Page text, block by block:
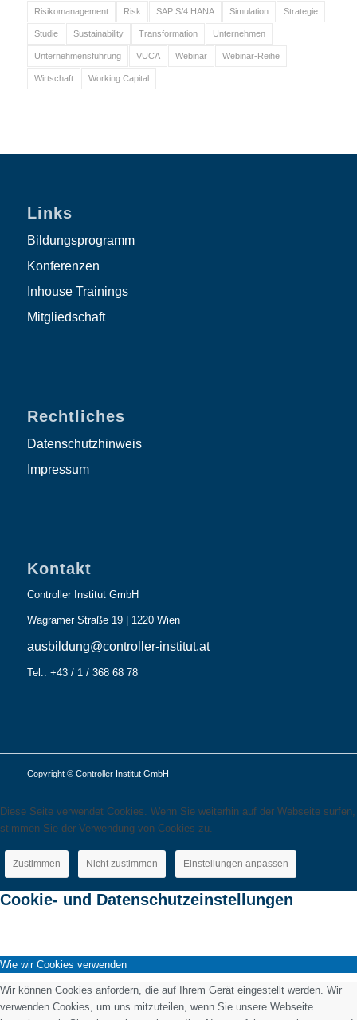
Risikomanagement Risk SAP S/4 HANA Simulation Strategie
Studie Sustainability Transformation Unternehmen
Unternehmensführung VUCA Webinar Webinar-Reihe
Wirtschaft Working Capital
Links
Bildungsprogramm
Konferenzen
Inhouse Trainings
Mitgliedschaft
Rechtliches
Datenschutzhinweis
Impressum
Kontakt
Controller Institut GmbH
Wagramer Straße 19 | 1220 Wien
ausbildung@controller-institut.at
Tel.: +43 / 1 / 368 68 78
Copyright © Controller Institut GmbH
Diese Seite verwendet Cookies. Wenn Sie weiterhin auf der Webseite surfen,
stimmen Sie der Verwendung von Cookies zu.
Zustimmen Nicht zustimmen Einstellungen anpassen
Cookie- und Datenschutzeinstellungen
Wie wir Cookies verwenden
Wir können Cookies anfordern, die auf Ihrem Gerät eingestellt werden. Wir
verwenden Cookies, um uns mitzuteilen, wenn Sie unsere Webseite